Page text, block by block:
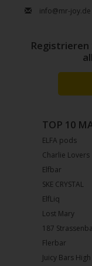
info@mr-joy.de
TOP 10
ELFA pods
Charlie Lovers
Elfbar
SKE CRYSTAL
ElfLiq
Lost Mary
187
Flerbar
Juicy Bars High
Registrieren